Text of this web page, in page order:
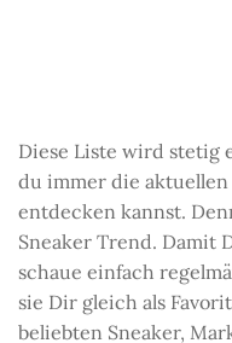
Diese Liste wird stetig
du immer die
entdecken kannst.
Sneaker Trend. Damit
schaue einfach
sie Dir gleich als
beliebten Sneaker,